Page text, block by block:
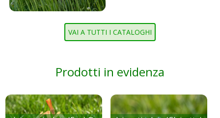
VAI A TUTTI I CATALOGHI
Prodotti in evidenza